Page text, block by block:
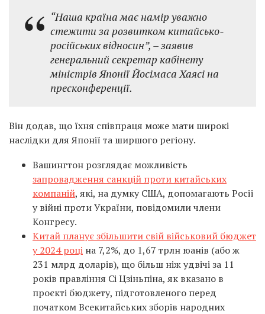
“Наша країна має намір уважно
стежити за розвитком китайсько-
російських відносин”, – заявив
генеральний секретар кабінету
міністрів Японії Йосімаса Хаясі на
пресконференції.
Він додав, що їхня співпраця може мати широкі
наслідки для Японії та ширшого регіону.
Вашингтон розглядає можливість
запровадження санкцій проти китайських
компаній, які, на думку США, допомагають Росії
у війні проти України, повідомили члени
Конгресу.
Китай планує збільшити свій військовий бюджет
у 2024 році на 7,2%, до 1,67 трлн юанів (або ж
231 млрд доларів), що більш ніж удвічі за 11
років правління Сі Цзіньпіна, як вказано в
проєкті бюджету, підготовленого перед
початком Всекитайських зборів народних